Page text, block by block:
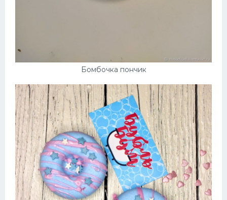
Бомбочка пончик